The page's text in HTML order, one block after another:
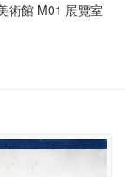
術館 M01 展覽室